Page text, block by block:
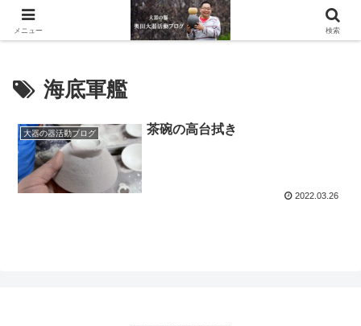
滋賀県の信楽で水琴窟や水鉢などの陶器を作っています。
海底軍艦
大器の器活動ブログ 茶碗の高台拭き
2022.03.26
メニュー 検索